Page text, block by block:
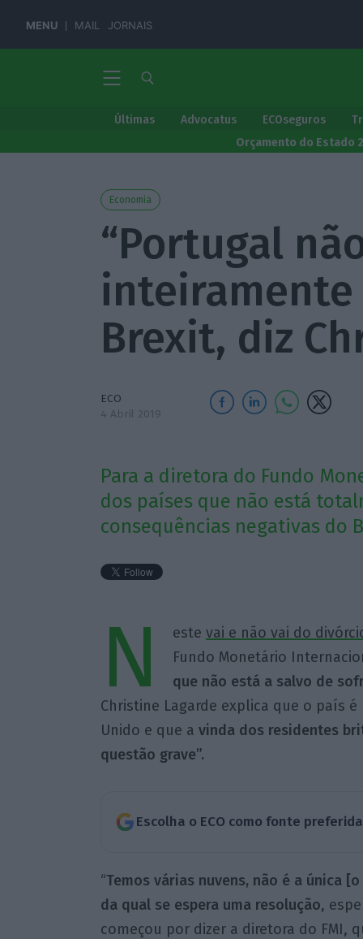
MENU MAIL JORNAIS
Últimas Advocatus ECOseguros
Orçamento do Estado
Economia
“Portugal
inteiramente
Brexit, diz
ECO
4 Abril 2019
Para a diretora do Fundo
dos países que não está
consequências negativas do
N este vai e não vai do
Fundo Monetário
que não está a salvo de
Christine Lagarde explica que o país
Unido e que a vinda dos residentes
questão grave”.
Escolha o ECO como fonte
“Temos várias nuvens, não é a única
da qual se espera uma resolução,
começou por dizer a diretora do FMI,